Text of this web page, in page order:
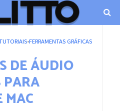
•FERRAMENTAS GRÁFICAS
DE ÁUDIO
MAC